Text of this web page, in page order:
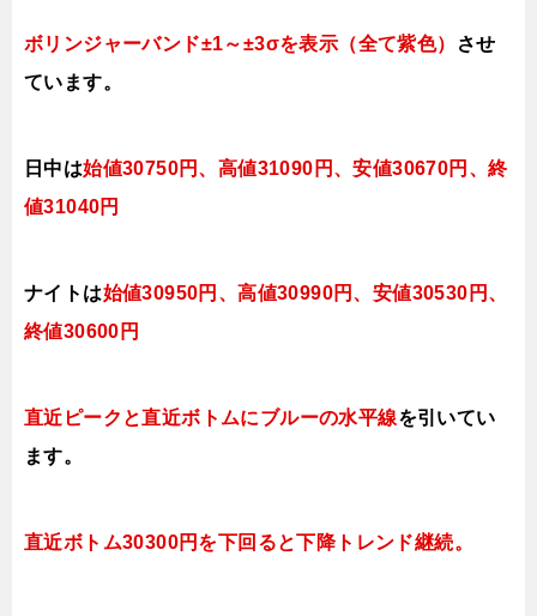
ボリンジャーバンド±1～±3σを表示（全て紫色）
させ
ています。
日中は始値30750円、高値31090円、安値30670円、終
値31040円
ナイトは始値30950円、高値30990円、安値30530 円、
終値30600 円
直近ピークと直近ボトムにブルーの水平線を引いてい
ます。
直近ボトム30300円を下回ると下降トレンド継続。